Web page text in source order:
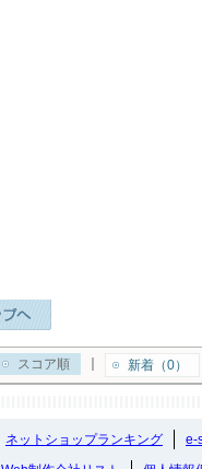
スコア順 新着（0）
ネットショップランキング e-